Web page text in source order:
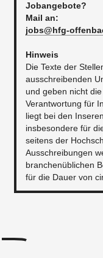
Jobangebote?
Mail an:
jobs@hfg-
Hinweis
Die Texte der
ausschreibenden
und geben nicht
Verantwortung für
liegt bei den
insbesondere für
seitens der
Ausschreibungen
branchenüblichen
für die Dauer von